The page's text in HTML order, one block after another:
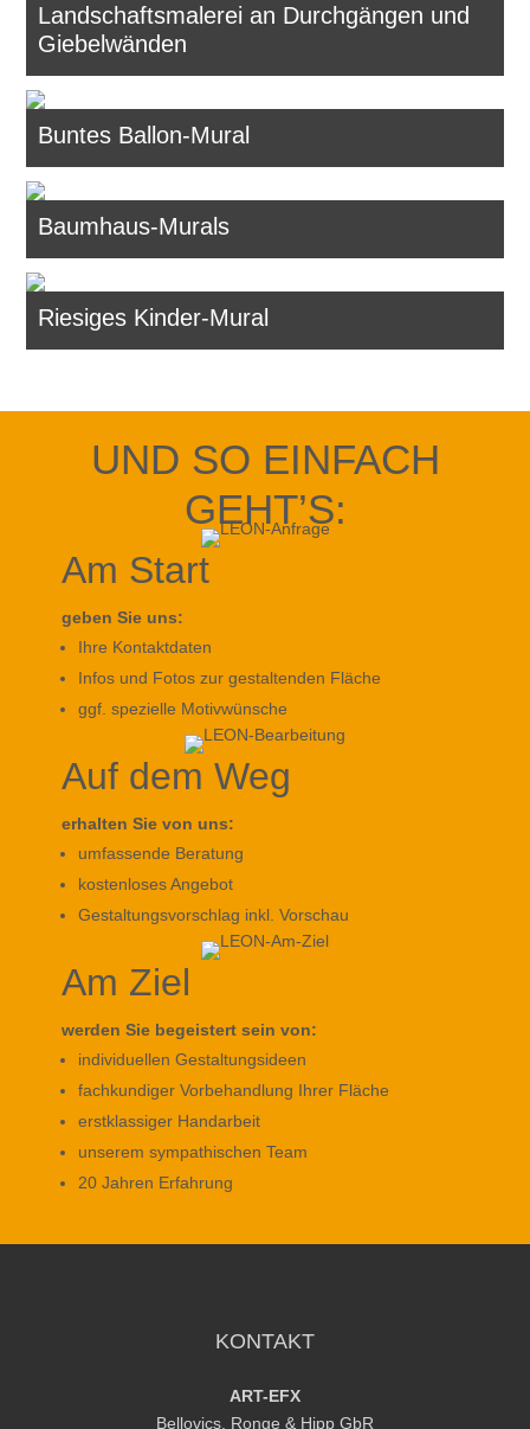
Landschaftsmalerei an Durchgängen und
Giebelwänden
Buntes Ballon-Mural
Baumhaus-Murals
Riesiges Kinder-Mural
UND SO EINFACH
GEHT’S:
Am Start
geben Sie uns:
Ihre Kontaktdaten
Infos und Fotos zur gestaltenden Fläche
ggf. spezielle Motivwünsche
Auf dem Weg
erhalten Sie von uns:
umfassende Beratung
kostenloses Angebot
Gestaltungsvorschlag inkl. Vorschau
Am Ziel
werden Sie begeistert sein von:
individuellen Gestaltungsideen
fachkundiger Vorbehandlung Ihrer Fläche
erstklassiger Handarbeit
unserem sympathischen Team
20 Jahren Erfahrung
KONTAKT
ART-EFX
Bellovics, Ronge & Hipp GbR